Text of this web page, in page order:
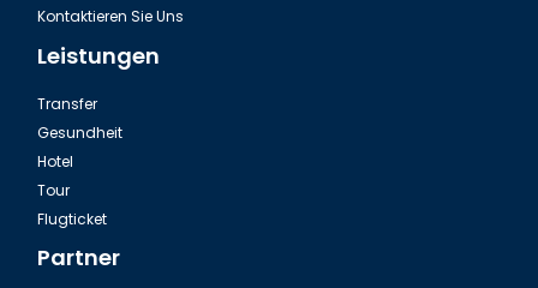
Kontaktieren Sie Uns
Leistungen
Transfer
Gesundheit
Hotel
Tour
Flugticket
Partner